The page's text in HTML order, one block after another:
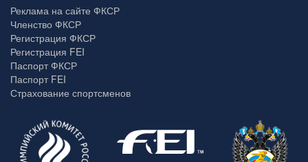
Реклама на сайте ФКСР
Членство ФКСР
Регистрация ФКСР
Регистрация FEI
Паспорт ФКСР
Паспорт FEI
Страхование спортсменов